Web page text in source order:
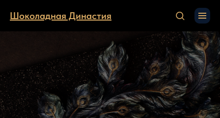
Шоколадная Династия